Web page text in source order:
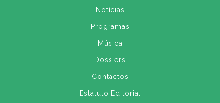
Notícias
Programas
Música
Dossiers
Contactos
Estatuto Editorial